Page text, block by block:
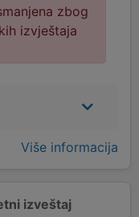
izveštaj
zbog
izvještaja
Više informacija